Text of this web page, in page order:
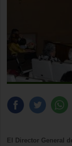
El Director General